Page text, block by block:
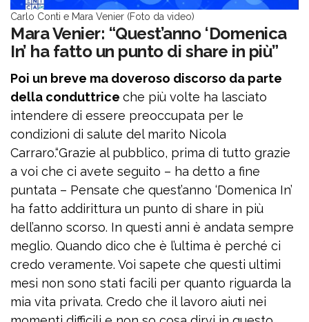
Carlo Conti e Mara Venier (Foto da video)
Mara Venier: “Quest’anno ‘Domenica
In’ ha fatto un punto di share in più”
Poi un breve ma doveroso discorso da parte
della conduttrice che più volte ha lasciato
intendere di essere preoccupata per le
condizioni di salute del marito Nicola
Carraro.“Grazie al pubblico, prima di tutto grazie
a voi che ci avete seguito – ha detto a fine
puntata – Pensate che quest’anno ‘Domenica In’
ha fatto addirittura un punto di share in più
dell’anno scorso. In questi anni è andata sempre
meglio. Quando dico che è l’ultima è perché ci
credo veramente. Voi sapete che questi ultimi
mesi non sono stati facili per quanto riguarda la
mia vita privata. Credo che il lavoro aiuti nei